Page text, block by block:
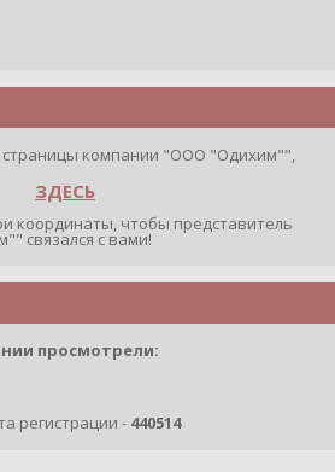
страницы компании "ООО "Одихим"",
ЗДЕСЬ
координаты, чтобы представитель
связался с вами!
просмотрели:
регистрации - 440514